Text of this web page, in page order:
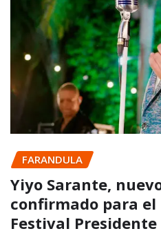
FARANDULA
Yiyo Sarante,
confirmado para el
Festival Presidente